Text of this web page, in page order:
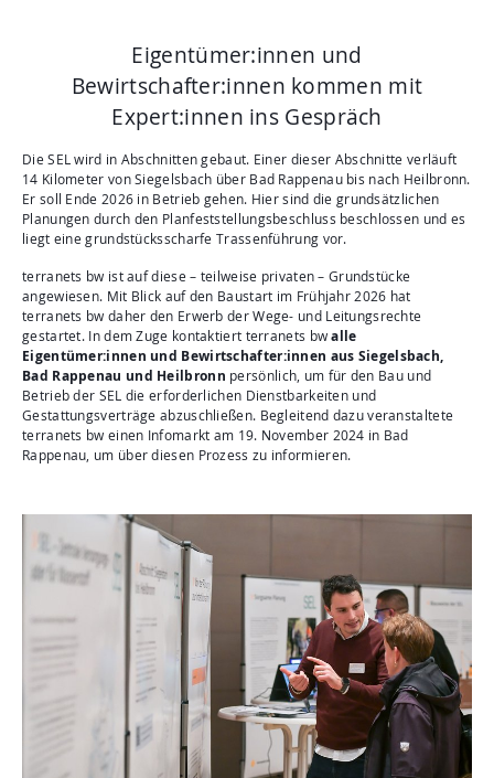
Eigentümer:innen und
Bewirtschafter:innen kommen mit
Expert:innen ins Gespräch
Die SEL wird in Abschnitten gebaut. Einer dieser Abschnitte verläuft
14 Kilometer von Siegelsbach über Bad Rappenau bis nach Heilbronn.
Er soll Ende 2026 in Betrieb gehen. Hier sind die grundsätzlichen
Planungen durch den Planfeststellungsbeschluss beschlossen und es
liegt eine grundstücksscharfe Trassenführung vor.
terranets bw ist auf diese – teilweise privaten – Grundstücke
angewiesen. Mit Blick auf den Baustart im Frühjahr 2026 hat
terranets bw daher den Erwerb der Wege- und Leitungsrechte
gestartet. In dem Zuge kontaktiert terranets bwalle
Eigentümer:innen und Bewirtschafter:innen aus Siegelsbach,
Bad Rappenau und Heilbronn persönlich, um für den Bau und
Betrieb der SEL die erforderlichen Dienstbarkeiten und
Gestattungsverträge abzuschließen. Begleitend dazu veranstaltete
terranets bw einen Infomarkt am 19. November 2024 in Bad
Rappenau, um über diesen Prozess zu informieren.